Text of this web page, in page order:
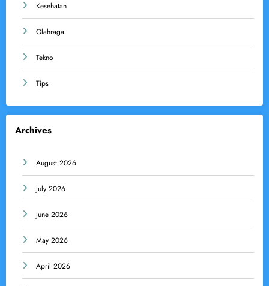
Kesehatan
Olahraga
Tekno
Tips
Archives
August 2026
July 2026
June 2026
May 2026
April 2026